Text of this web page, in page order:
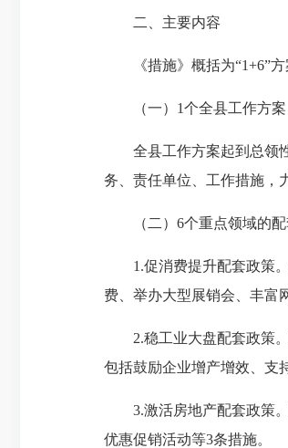
二、主要内容
《措施》概括为“1+6”方
（一）1个全县工作方案
全县工作方案起到总领性
务、责任单位、工作措施，
（二）6个重点领域的配
1.促消费提升配套政策。
费、举办大型展销会、丰富
2.稳工业大盘配套政策。
包括鼓励企业增产增效、支
3.激活房地产配套政策。
优惠促销活动等3条措施。